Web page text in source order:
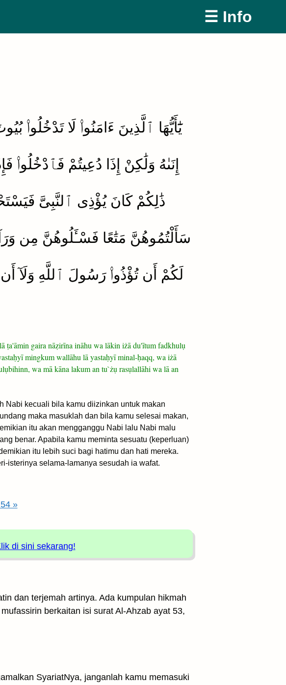
☰ Info
يَٰٓأَيُّهَا ٱلَّذِينَ ءَامَنُوا۟ لَا تَدْخُلُوا۟
إِنَىٰهُ وَلَٰكِنْ إِذَا دُعِيتُمْ
ذَٰلِكُمْ كَانَ يُؤْذِى ٱلنَّبِىَّ
سَأَلْتُمُوهُنَّ مَتَٰعًا فَسْـَٔلُوهُنَّ مِن
لَكُمْ أَن تُؤْذُوا۟ رَسُولَ ٱللَّهِ وَلَآ
ṭa'āmin gaira nāẓirīna ināhu wa lākin iżā du'ītum fadkhulụ
mingkum wallāhu lā yastaḥyī minal-ḥaqq, wa iżā
wa mā kāna lakum an tu`żụ rasụlallāhi wa lā an
Nabi kecuali bila kamu diizinkan untuk makan
maka masuklah dan bila kamu selesai makan,
itu akan mengganggu Nabi lalu Nabi malu
benar. Apabila kamu meminta sesuatu (keperluan)
itu lebih suci bagi hatimu dan hati mereka.
isterinya selama-lamanya sesudah ia wafat.
»
di sini sekarang!
dan terjemah artinya. Ada kumpulan hikmah
berkaitan isi surat Al-Ahzab ayat 53,
SyariatNya, janganlah kamu memasuki